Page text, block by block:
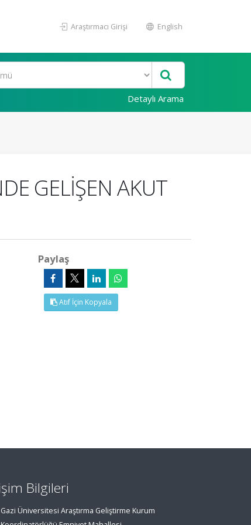
Araştırmacı Girişi English
Detaylı Arama
GELİŞEN AKUT
Paylaş
Atıf İçin Kopyala
Bilgileri
Gazi Üniversitesi Araştırma Geliştirme Kurum